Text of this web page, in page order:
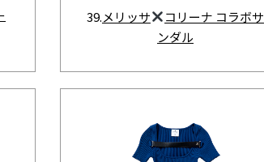
39.メリッサ
コリーナ コラボサ
ンダル